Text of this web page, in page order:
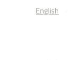
English